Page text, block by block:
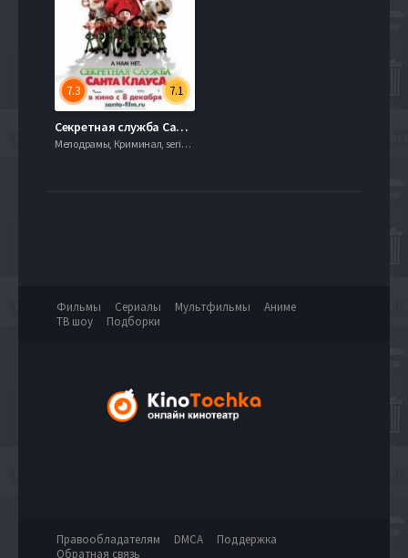
7.1
7.3
Секретная служба Санта-Клауса (2011)
Мелодрамы, Криминал, serial.mob
Фильмы Сериалы Мультфильмы
Аниме
ТВ шоу
Подборки
Правообладателям DMCA
Поддержка
Обратная связь